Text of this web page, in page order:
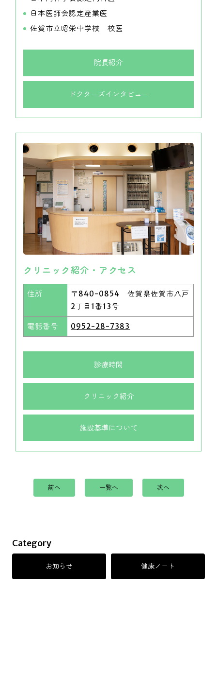
日本医師会認定産業医
佐賀市立昭栄中学校 校医
院長紹介
ドクターズインタビュー
クリニック紹介・アクセス
住所
〒840-0854 佐賀県佐賀市八戸
2丁目1番13号
電話番号 0952-28-7383
診療時間
クリニック紹介
施設基準について
前へ 一覧へ 次へ
Category
お知らせ 健康ノート